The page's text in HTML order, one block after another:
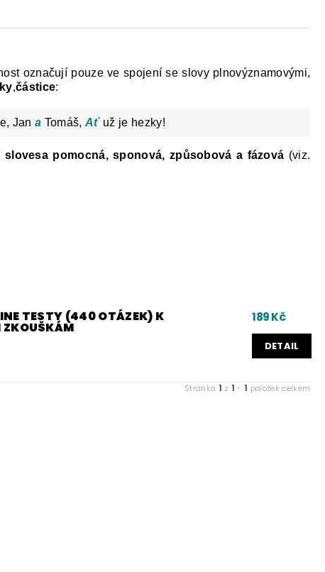
označují pouze ve spojení se slovy plnovýznamovými,
,částice:
Jana Tomáš, Ať už je hezky!
slovesa pomocná, sponová, způsobová a fázová (viz.
TESTY (440 OTÁZEK) K 189 Kč
DETAIL
Stránka 1 z 1 -1 položek celkem